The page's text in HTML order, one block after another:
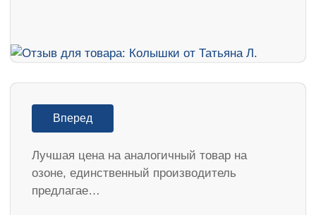
Вперед
Лучшая цена на аналогичный товар на
озоне, единственный производитель
предлагае…